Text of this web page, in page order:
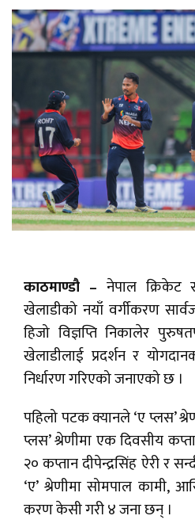
काठमाण्डौ – नेपाल
खेलाडीको नयाँ वर्गीकरण
हिजो विज्ञप्ति निकालेर
खेलाडीलाई प्रदर्शन र
निर्धारण गरिएको जनाएको छ ।
पहिलो पटक क्यानले ‘ए प्लस’
प्लस’ श्रेणीमा एक दिवसीय
२० कप्तान दीपेन्द्रसिंह ऐरी र
‘ए’ श्रेणीमा सोमपाल
करण केसी गरी ४ जना छन् ।